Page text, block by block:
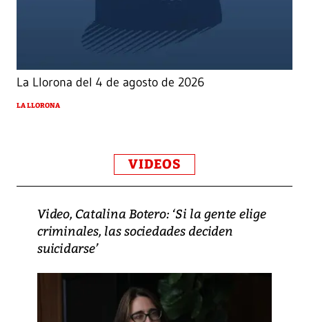
La Llorona del 4 de agosto de 2026
LA LLORONA
VIDEOS
Video, Catalina Botero: ‘Si la gente elige
criminales, las sociedades deciden
suicidarse’